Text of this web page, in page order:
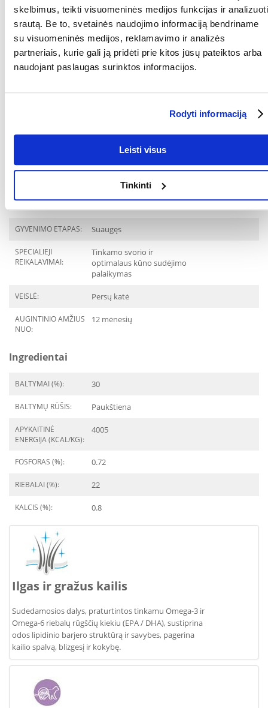
skelbimus, teikti visuomeninės medijos funkcijas ir analizuoti
srautą. Be to, svetainės naudojimo informaciją bendriname
su visuomeninės medijos, reklamavimo ir analizės
partneriais, kurie gali ją pridėti prie kitos jūsų pateiktos arba
naudojant paslaugas surinktos informacijos.
Rodyti informaciją
Leisti visus
Tinkinti
KOKIAM
AUGINTINIUI:
Katėms
Royal Canin, Prancūzija
RŪŠIS: Visavertis pašaras
Parametrai
Royal Canin Persian Adult
GAMINTOJAS: ROYAL CANIN
Paskirtis
GYVENIMO ETAPAS: Suaugęs
SPECIALIEJI
REIKALAVIMAI:
Tinkamo svorio ir
optimalaus kūno sudėjimo
palaikymas
VEISLĖ: Persų katė
AUGINTINIO AMŽIUS
NUO:
12 mėnesių
Ingredientai
BALTYMAI (%): 30
BALTYMŲ RŪŠIS: Paukštiena
APYKAITINĖ
ENERGIJA (KCAL/KG):
4005
FOSFORAS (%): 0.72
RIEBALAI (%): 22
KALCIS (%): 0.8
Ilgas ir gražus kailis
Sudedamosios dalys, praturtintos tinkamu Omega-3 ir
Omega-6 riebalų rūgščių kiekiu (EPA / DHA), sustiprina
odos lipidinio barjero struktūrą ir savybes, pagerina
kailio spalvą, blizgesį ir kokybę.